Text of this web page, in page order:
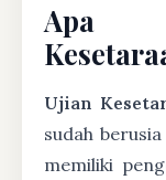
Ujian
sudah
memiliki